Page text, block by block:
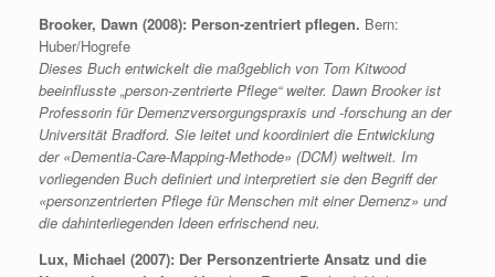
Brooker, Dawn (2008): Person-zentriert pflegen. Bern:
Huber/Hogrefe
Dieses Buch entwickelt die maßgeblich von Tom Kitwood
beeinflusste „person-zentrierte Pflege“ weiter. Dawn Brooker ist
Professorin für Demenzversorgungspraxis und -forschung an der
Universität Bradford. Sie leitet und koordiniert die Entwicklung
der «Dementia-Care-Mapping-Methode» (DCM) weltweit. Im
vorliegenden Buch definiert und interpretiert sie den Begriff der
«personzentrierten Pflege für Menschen mit einer Demenz» und
die dahinterliegenden Ideen erfrischend neu.
Lux, Michael (2007): Der Personzentrierte Ansatz und die